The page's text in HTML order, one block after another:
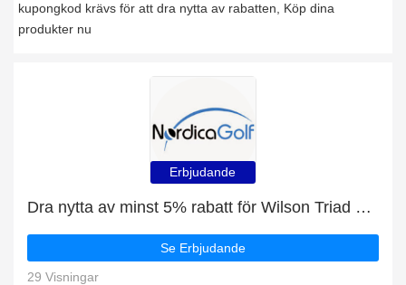
kupongkod krävs för att dra nytta av rabatten, Köp dina
produkter nu
Erbjudande
Dra nytta av minst 5% rabatt för Wilson Triad Golf Balls
Se Erbjudande
29 Visningar